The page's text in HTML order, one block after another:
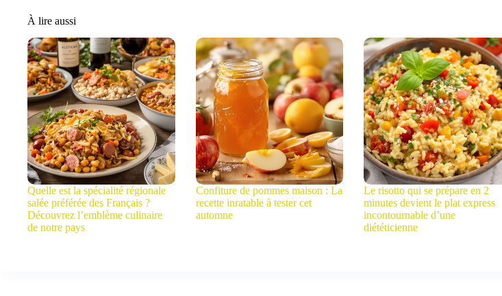
À lire aussi
Quelle est la spécialité régionale
salée préférée des Français ?
Découvrez l’emblème culinaire
de notre pays
Confiture de pommes maison : La
recette inratable à tester cet
automne
Le risotto qui se prépare en 2
minutes devient le plat express
incontournable d’une
diététicienne